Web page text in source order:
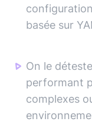
basée sur
On le
performant
complexes